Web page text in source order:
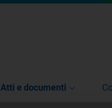
Atti e documenti